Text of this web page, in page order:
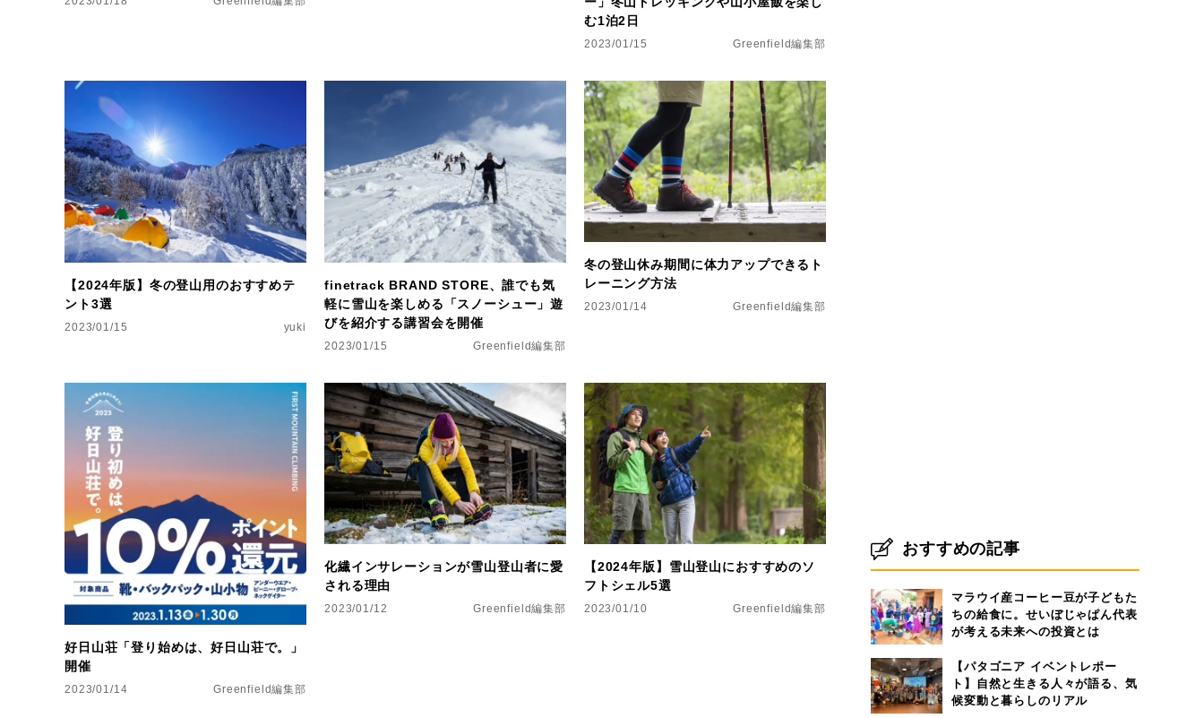
む1泊2日
2023/01/15 Greenfield編集部
【2024年版】冬の登山用のおすすめテ
ント3選
2023/01/15 yuki
finetrack BRAND STORE、誰でも気
軽に雪山を楽しめる「スノーシュー」遊
びを紹介する講習会を開催
2023/01/15 Greenfield編集部
冬の登山休み期間に体力アップできるト
レーニング方法
2023/01/14 Greenfield編集部
好日山荘「登り始めは、好日山荘で。」
開催
2023/01/14 Greenfield編集部
化繊インサレーションが雪山登山者に愛
される理由
2023/01/12 Greenfield編集部
【2024年版】雪山登山におすすめのソ
フトシェル5選
2023/01/10 Greenfield編集部
おすすめの記事
マラウイ産コーヒー豆が子どもた
ちの給食に。せいぼじゃぱん代表
が考える未来への投資とは
【パタゴニア イベントレポー
ト】自然と生きる人々が語る、気
候変動と暮らしのリアル